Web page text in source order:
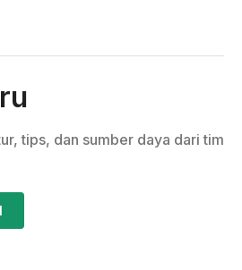
tips, dan sumber daya dari tim